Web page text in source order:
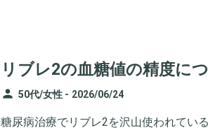
リブレ2の血糖値の精度に
person 50代/女性 - 2026/06/24
糖尿病治療でリブレ2を沢山使われてい